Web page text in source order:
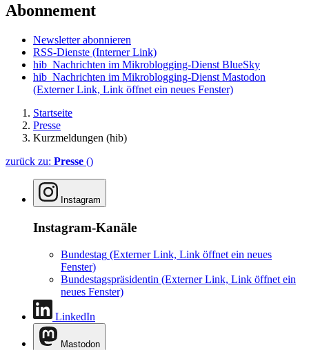
Abonnement
Newsletter abonnieren
RSS-Dienste (Interner Link)
hib_Nachrichten im Mikroblogging-Dienst BlueSky
hib_Nachrichten im Mikroblogging-Dienst Mastodon
(Externer Link, Link öffnet ein neues Fenster)
Startseite
Presse
Kurzmeldungen (hib)
zurück zu: Presse ()
Instagram
Instagram-Kanäle
Bundestag (Externer Link, Link öffnet ein neues
Fenster)
Bundestagspräsidentin (Externer Link, Link öffnet ein
neues Fenster)
LinkedIn
Mastodon